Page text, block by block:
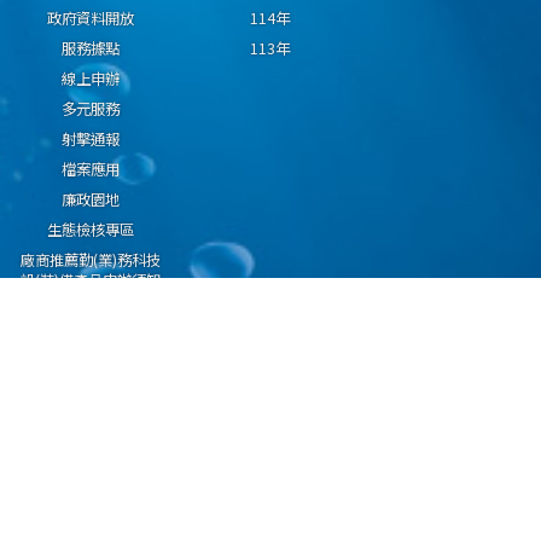
政府資料開放
服務據點
線上申辦
多元服務
射擊通報
檔案應用
廉政園地
生態檢核專區
廠商推薦勤(業)務科技
設(裝)備產品申辦須知
114年
113年